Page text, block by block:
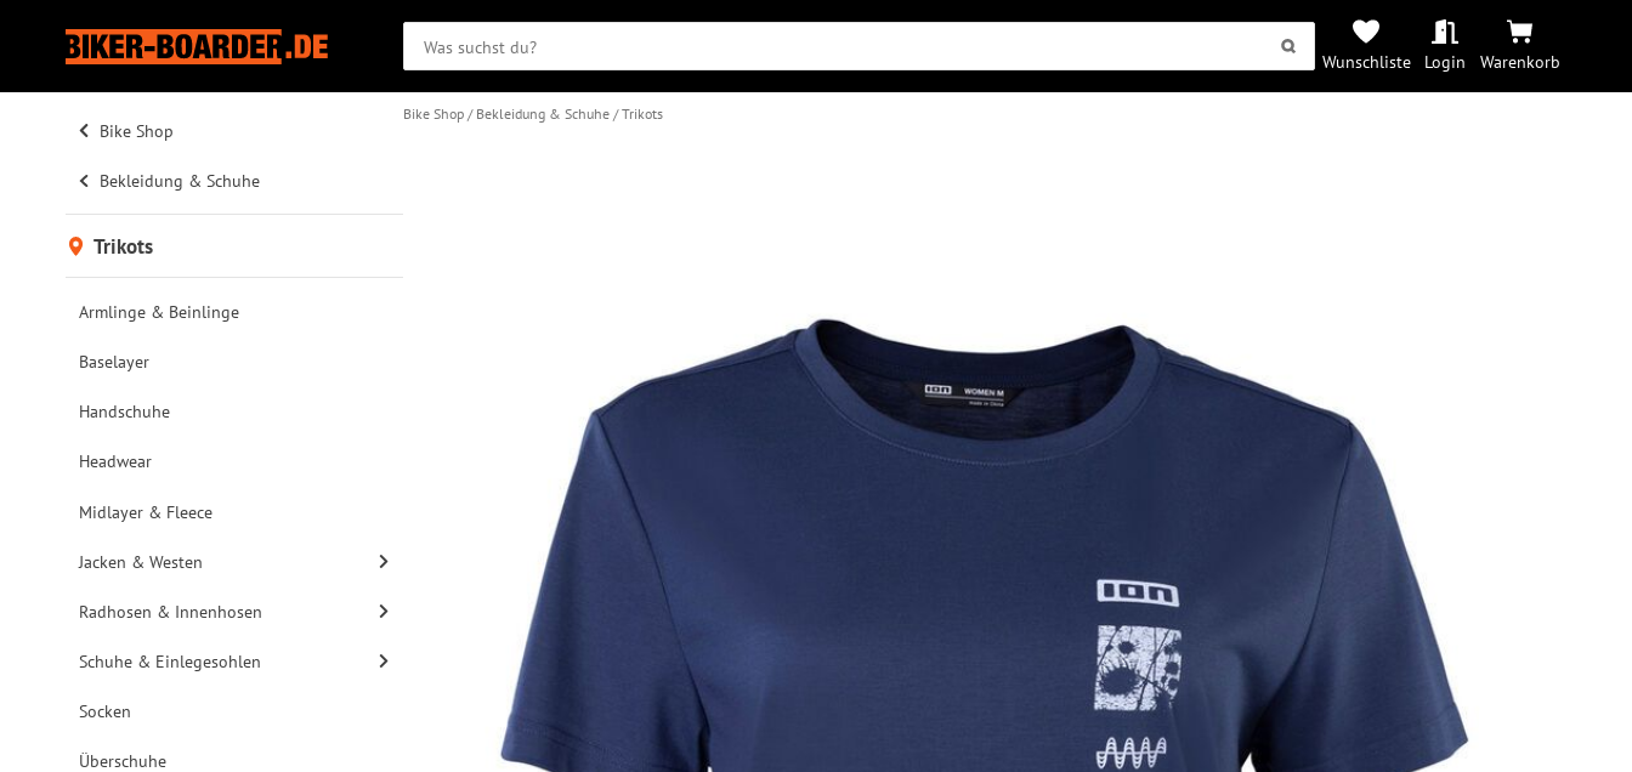
Wunschliste Login Warenkorb
Bike Shop
Bekleidung & Schuhe
Trikots
Armlinge & Beinlinge
Baselayer
Handschuhe
Headwear
Midlayer & Fleece
Jacken & Westen
Radhosen & Innenhosen
Schuhe & Einlegesohlen
Socken
Überschuhe
Bike Shop Bekleidung & Schuhe Trikots